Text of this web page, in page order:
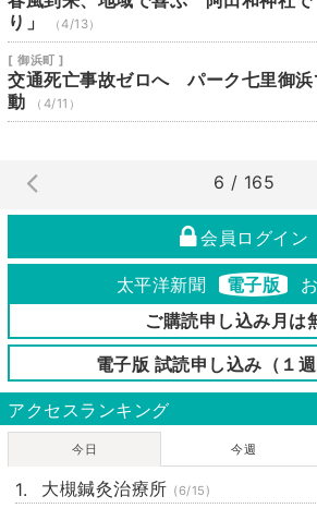
り」
（4/13）
[ 御浜町 ]
交通死亡事故ゼロへ パーク七里御浜
動
（4/11）
6 / 165
会員ログイン
太平洋新聞 電子版
ご購読申し込み月は
電子版 試読申し込み（１週
アクセスランキング
今日 今週
大槻鍼灸治療所 (6/15)